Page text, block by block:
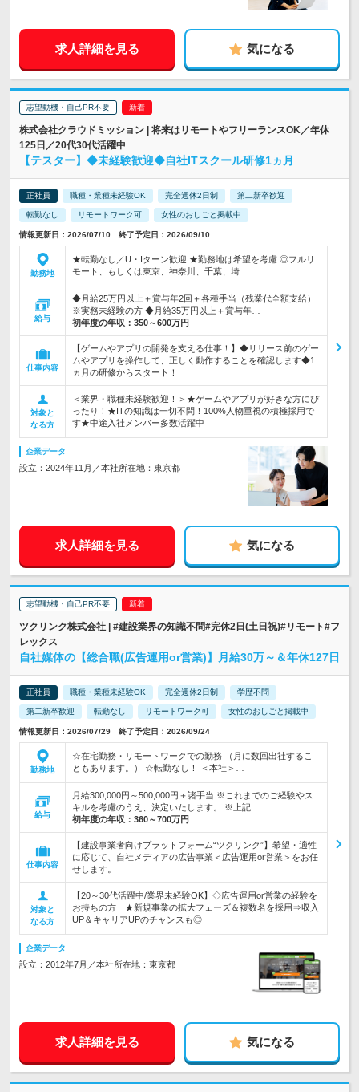
求人詳細を見る 気になる
志望動機・自己PR不要
株式会社クラウドミッション | 将来はリモートやフリーランスOK／年休
125日／20代30代活躍中
【テスター】◆未経験歓迎◆自社ITスクール研修1ヵ月
正社員 職種・業種未経験OK 完全週休2日制 第二新卒歓迎
転勤なし リモートワーク可 女性のおしごと掲載中
情報更新日：2026/07/10 終了予定日：2026/09/10
勤務地
★転勤なし／U・Iターン歓迎 ★勤務地は希望を考慮 ◎フルリ
モート、もしくは東京、神奈川、千葉、埼…
給与
◆月給25万円以上＋賞与年2回＋各種手当（残業代全額支給）
※実務未経験の方 ◆月給35万円以上＋賞与年…
初年度の年収： 350～600万円
仕事内容
【ゲームやアプリの開発を支える仕事！】◆リリース前のゲー
ムやアプリを操作して、正しく動作することを確認します◆1
ヵ月の研修からスタート！
対象と
なる方
＜業界・職種未経験歓迎！＞★ゲームやアプリが好きな方にぴ
ったり！★ITの知識は一切不問！100%人物重視の積極採用で
す★中途入社メンバー多数活躍中
企業データ
設立：2024年11月／本社所在地：東京都
求人詳細を見る 気になる
志望動機・自己PR不要
ツクリンク株式会社 | #建設業界の知識不問#完休2日(土日祝)#リモート#フ
レックス
自社媒体の【総合職(広告運用or営業)】月給30万～＆年休127日
正社員 職種・業種未経験OK 完全週休2日制 学歴不問
第二新卒歓迎 転勤なし リモートワーク可 女性のおしごと掲載中
情報更新日：2026/07/29 終了予定日：2026/09/24
勤務地
☆在宅勤務・リモートワークでの勤務 （月に数回出社するこ
ともあります。） ☆転勤なし！ ＜本社＞…
給与
月給300,000円～500,000円＋諸手当 ※これまでのご経験やス
キルを考慮のうえ、決定いたします。 ※上記…
初年度の年収： 360～700万円
仕事内容
【建設事業者向けプラットフォーム“ツクリンク”】希望・適性
に応じて、自社メディアの広告事業＜広告運用or営業＞をお任
せします。
対象と
なる方
【20～30代活躍中/業界未経験OK】◇広告運用or営業の経験を
お持ちの方 ★新規事業の拡大フェーズ＆複数名を採用⇒収入
UP＆キャリアUPのチャンスも◎
企業データ
設立：2012年7月／本社所在地：東京都
求人詳細を見る 気になる